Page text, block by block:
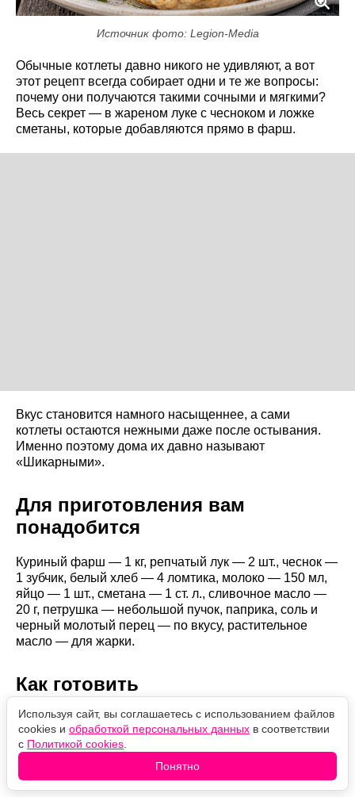
Источник фото: Legion-Media
Обычные котлеты давно никого не удивляют, а вот
этот рецепт всегда собирает одни и те же вопросы:
почему они получаются такими сочными и мягкими?
Весь секрет — в жареном луке с чесноком и ложке
сметаны, которые добавляются прямо в фарш.
Вкус становится намного насыщеннее, а сами
котлеты остаются нежными даже после остывания.
Именно поэтому дома их давно называют
«Шикарными».
Для приготовления вам
понадобится
Куриный фарш — 1 кг, репчатый лук — 2 шт., чеснок —
1 зубчик, белый хлеб — 4 ломтика, молоко — 150 мл,
яйцо — 1 шт., сметана — 1 ст. л., сливочное масло —
20 г, петрушка — небольшой пучок, паприка, соль и
черный молотый перец — по вкусу, растительное
масло — для жарки.
Как готовить
Лук нарежьте полукольцами и обжарьте на сливочном
масле до золотистого цвета. Добавьте измельченный
чеснок и готовьте еще около минуты. Остудите и
пропустите лук вместе с чесноком через мясорубку
или измельчите блендером.
Используя сайт, вы соглашаетесь с использованием файлов
cookies и обработкой персональных данных в соответствии
с Политикой cookies
Понятно